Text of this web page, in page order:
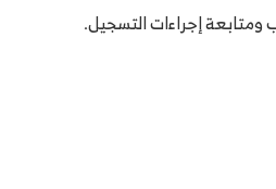
ومتابعة إجراءات التسجيل.